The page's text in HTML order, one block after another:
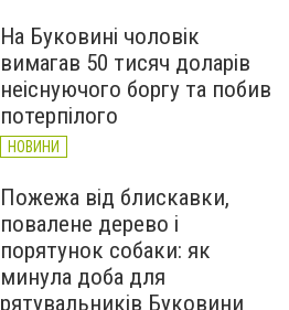
На Буковині чоловік
вимагав 50 тисяч доларів
неіснуючого боргу та побив
потерпілого
НОВИНИ
Пожежа від блискавки,
повалене дерево і
порятунок собаки: як
минула доба для
рятувальників Буковини